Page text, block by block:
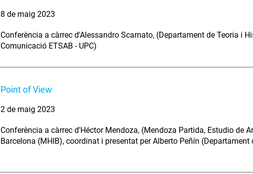
8 de maig 2023
Conferència a càrrec d'Alessandro Scarnato, (Departament de Teoria i
Comunicació ETSAB - UPC)
Point of View
2 de maig 2023
Conferència a càrrec d'Héctor Mendoza, (Mendoza Partida, Estudio de
Barcelona (MHIB), coordinat i presentat per Alberto Peñín (Departament